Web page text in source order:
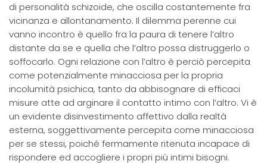
di personalità schizoide, che oscilla costantemente fra
vicinanza e allontanamento. Il dilemma perenne cui
vanno incontro è quello fra la paura di tenere l’altro
distante da se e quella che l’altro possa distruggerlo o
soffocarlo. Ogni relazione con l’altro è perciò percepita
come potenzialmente minacciosa per la propria
incolumità psichica, tanto da abbisognare di efficaci
misure atte ad arginare il contatto intimo con l’altro. Vi è
un evidente disinvestimento affettivo dalla realtà
esterna, soggettivamente percepita come minacciosa
per se stessi, poiché fermamente ritenuta incapace di
rispondere ed accogliere i propri più intimi bisogni.